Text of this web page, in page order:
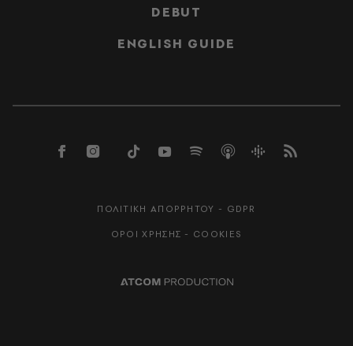
DEBUT
ENGLISH GUIDE
ΠΟΛΙΤΙΚΗ ΑΠΟΡΡΗΤΟΥ - GDPR
ΟΡΟΙ ΧΡΗΣΗΣ - COOKIES